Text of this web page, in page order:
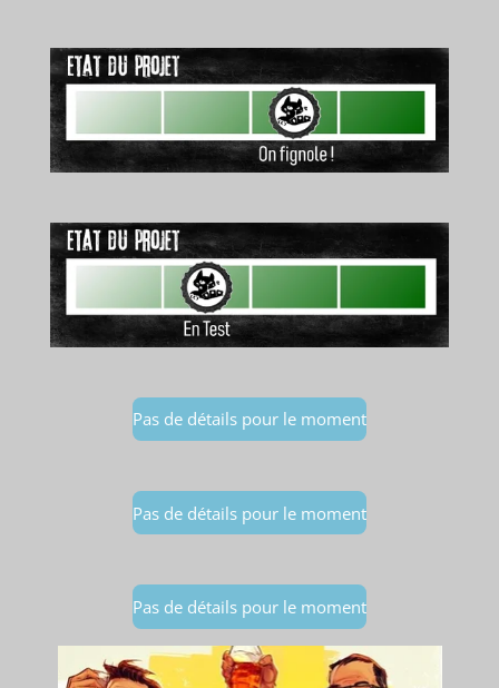
Pas de détails pour le moment
Pas de détails pour le moment
Pas de détails pour le moment